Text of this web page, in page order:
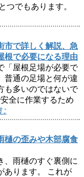
つでもあります。
市で詳しく解説、急
根で必要になる理由
「屋根足場が必要で
普通の足場と何が違
も多いのではないで
全に作業するため
樋の歪みや木部腐食
、雨樋のすぐ裏側に
あります。 これが